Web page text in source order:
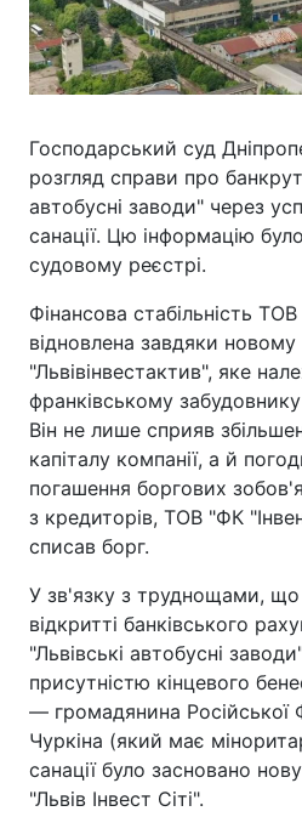
Господарський суд
розгляд справи про
автобусні заводи" через
санації. Цю інформацію
судовому реєстрі.
Фінансова стабільність
відновлена завдяки
"Львівінвестактив", яке
франківському
Він не лише сприяв
капіталу компанії, а й
погашення боргових
з кредиторів, ТОВ "ФК
списав борг.
У зв'язку з труднощами,
відкритті банківського
"Львівські автобусні
присутністю кінцевого
— громадянина Російської
Чуркіна (який має
санації було засновано
"Львів Інвест Сіті".